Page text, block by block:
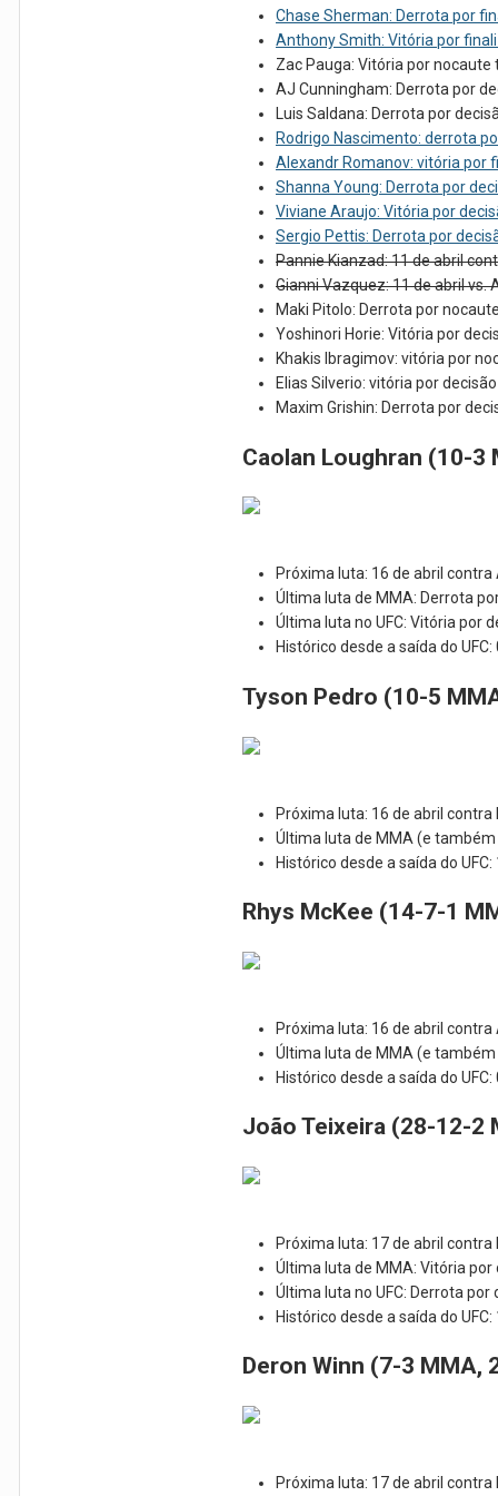
Chase Sherman: Derrota por
Anthony Smith: Vitória por
Zac Pauga: Vitória por
AJ Cunningham: Derrota por
Luis Saldana: Derrota por
Rodrigo Nascimento: derrota
Alexandr Romanov: vitória por
Shanna Young: Derrota por
Viviane Araujo: Vitória por
Sergio Pettis: Derrota por
Pannie Kianzad: 11 de abril
Gianni Vazquez: 11 de abril vs.
Maki Pitolo: Derrota por
Yoshinori Horie: Vitória por
Khakis Ibragimov: vitória por
Elias Silverio: vitória por
Maxim Grishin: Derrota por
Caolan Loughran (10-3
Próxima luta: 16 de abril
Última luta de MMA: Derrota
Última luta no UFC: Vitória por
Histórico desde a saída do UFC:
Tyson Pedro (10-5
Próxima luta: 16 de abril
Última luta de MMA (e também
Histórico desde a saída do
Rhys McKee (14-7-1
Próxima luta: 16 de abril
Última luta de MMA (e também
Histórico desde a saída do UFC:
João Teixeira (28-12-2
Próxima luta: 17 de abril
Última luta de MMA: Vitória
Última luta no UFC: Derrota
Histórico desde a saída do
Deron Winn (7-3 MMA,
Próxima luta: 17 de abril contra